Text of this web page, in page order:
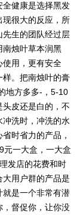
全健康是选择黑发
现很大的反应，所
先生的团队经过层
南烛叶草本润黑
使用，更有安全
样。把南烛叶的膏
地方多多-，5-10
皮还是白的，不
洗时，冲洗的水
时省力的产品，
元一大盒，一大盒
发店的花费和时
用户群的产品是
就是一个非常有潜
，督促你，让你没